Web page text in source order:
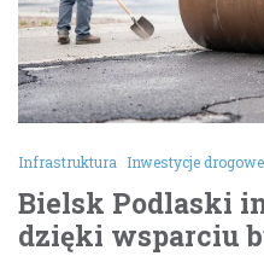
Infrastruktura Inwestycje drogowe
Bielsk Podlaski
dzięki wsparciu